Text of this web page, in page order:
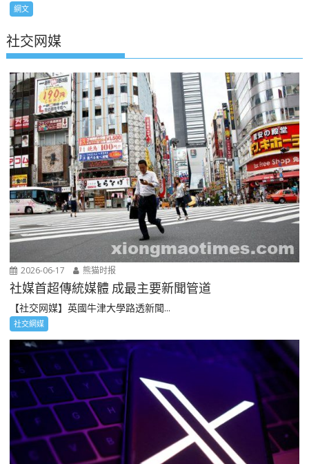
網文
社交网媒
2026-06-17 熊猫时报
社媒首超傳統媒體 成最主要新聞管道
【社交网媒】英國牛津大學路透新聞...
社交網媒